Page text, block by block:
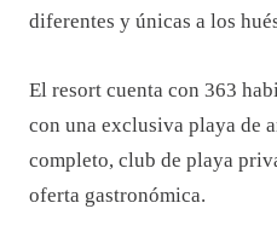
diferentes y únicas a los
El resort cuenta con 363
con una exclusiva playa de
completo, club de playa
oferta gastronómica.